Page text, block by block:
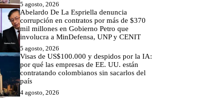
5 agosto, 2026
Abelardo De La Espriella denuncia
corrupción en contratos por más de $370
mil millones en Gobierno Petro que
involucra a MinDefensa, UNP y CENIT
5 agosto, 2026
Visas de US$100.000 y despidos por la IA:
por qué las empresas de EE. UU. están
contratando colombianos sin sacarlos del
país
4 agosto, 2026